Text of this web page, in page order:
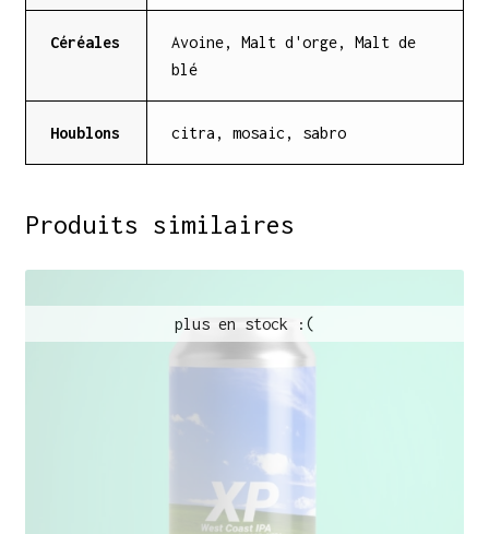
Céréales
Avoine, Malt d'orge, Malt de
blé
Houblons citra, mosaic, sabro
Produits similaires